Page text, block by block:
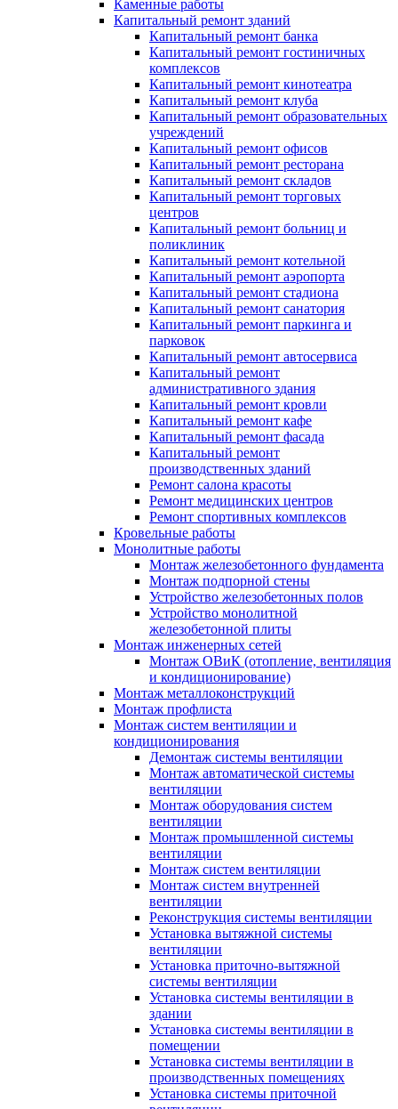
Каменные работы
Капитальный ремонт зданий
Капитальный ремонт банка
Капитальный ремонт гостиничных
комплексов
Капитальный ремонт кинотеатра
Капитальный ремонт клуба
Капитальный ремонт образовательных
учреждений
Капитальный ремонт офисов
Капитальный ремонт ресторана
Капитальный ремонт складов
Капитальный ремонт торговых
центров
Капитальный ремонт больниц и
поликлиник
Капитальный ремонт котельной
Капитальный ремонт аэропорта
Капитальный ремонт стадиона
Капитальный ремонт санатория
Капитальный ремонт паркинга и
парковок
Капитальный ремонт автосервиса
Капитальный ремонт
административного здания
Капитальный ремонт кровли
Капитальный ремонт кафе
Капитальный ремонт фасада
Капитальный ремонт
производственных зданий
Ремонт салона красоты
Ремонт медицинских центров
Ремонт спортивных комплексов
Кровельные работы
Монолитные работы
Монтаж железобетонного фундамента
Монтаж подпорной стены
Устройство железобетонных полов
Устройство монолитной
железобетонной плиты
Монтаж инженерных сетей
Монтаж ОВиК (отопление, вентиляция
и кондиционирование)
Монтаж металлоконструкций
Монтаж профлиста
Монтаж систем вентиляции и
кондиционирования
Демонтаж системы вентиляции
Монтаж автоматической системы
вентиляции
Монтаж оборудования систем
вентиляции
Монтаж промышленной системы
вентиляции
Монтаж систем вентиляции
Монтаж систем внутренней
вентиляции
Реконструкция системы вентиляции
Установка вытяжной системы
вентиляции
Установка приточно-вытяжной
системы вентиляции
Установка системы вентиляции в
здании
Установка системы вентиляции в
помещении
Установка системы вентиляции в
производственных помещениях
Установка системы приточной